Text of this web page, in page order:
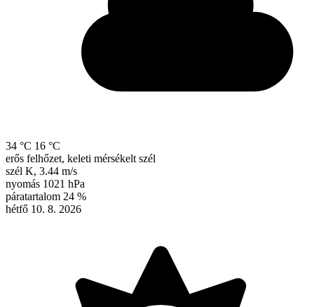
34 °C 16 °C
erős felhőzet, keleti mérsékelt szél
szél K, 3.44 m/s
nyomás 1021 hPa
páratartalom 24 %
hétfő 10. 8. 2026